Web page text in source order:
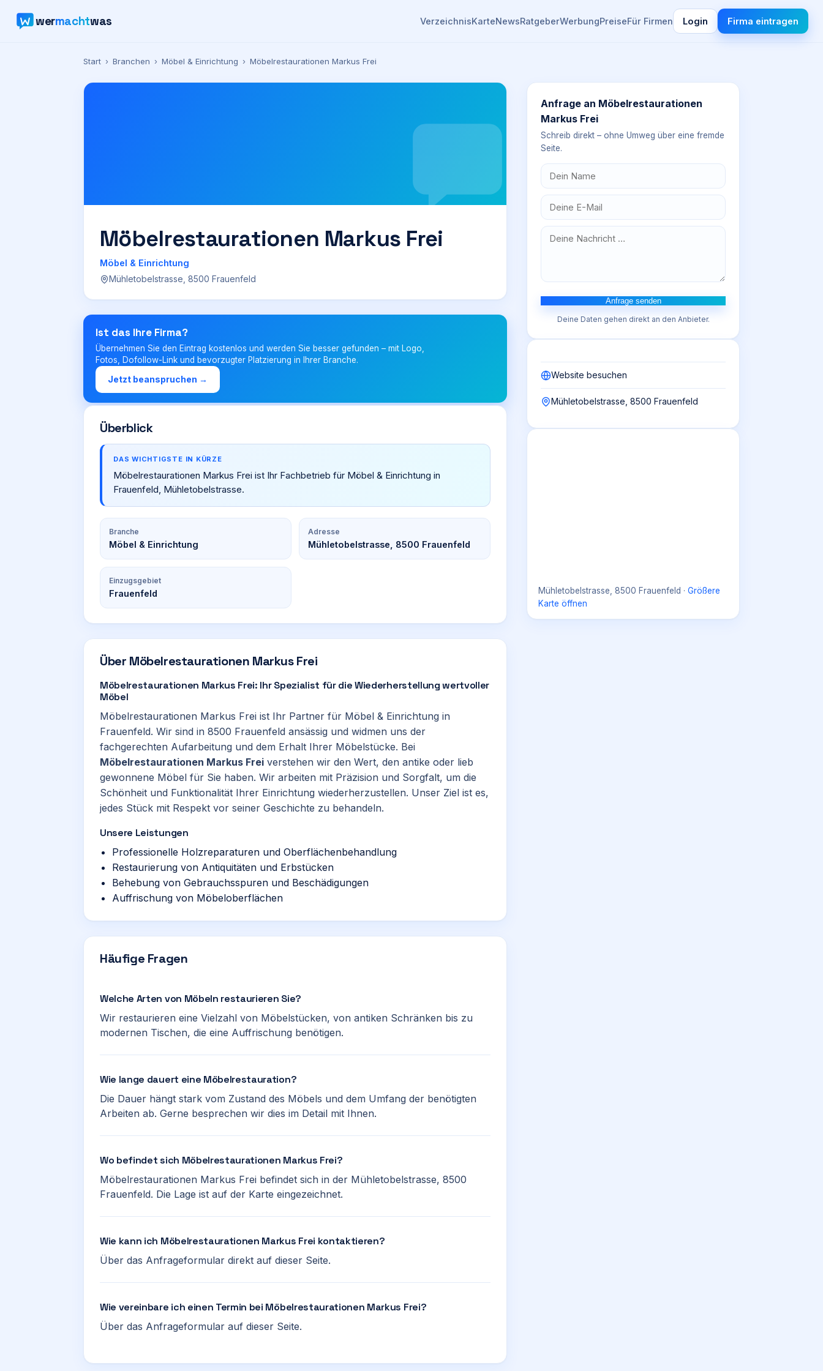
wermachtwas VerzeichnisKarteNewsRatgeberWerbungPreiseFür Firmen Login Firma eintragen
Start › Branchen › Möbel & Einrichtung › Möbelrestaurationen Markus Frei
Möbelrestaurationen Markus Frei
Möbel & Einrichtung
Mühletobelstrasse, 8500 Frauenfeld
Ist das Ihre Firma?
Übernehmen Sie den Eintrag kostenlos und werden Sie besser gefunden – mit Logo,
Fotos, Dofollow-Link und bevorzugter Platzierung in Ihrer Branche.
Jetzt beanspruchen →
Überblick
DAS WICHTIGSTE IN KÜRZE
Möbelrestaurationen Markus Frei ist Ihr Fachbetrieb für Möbel & Einrichtung in
Frauenfeld, Mühletobelstrasse.
Branche
Möbel & Einrichtung
Adresse
Mühletobelstrasse, 8500 Frauenfeld
Einzugsgebiet
Frauenfeld
Über Möbelrestaurationen Markus Frei
Möbelrestaurationen Markus Frei: Ihr Spezialist für die Wiederherstellung wertvoller
Möbel
Möbelrestaurationen Markus Frei ist Ihr Partner für Möbel & Einrichtung in
Frauenfeld. Wir sind in 8500 Frauenfeld ansässig und widmen uns der
fachgerechten Aufarbeitung und dem Erhalt Ihrer Möbelstücke. Bei
Möbelrestaurationen Markus Frei verstehen wir den Wert, den antike oder lieb
gewonnene Möbel für Sie haben. Wir arbeiten mit Präzision und Sorgfalt, um die
Schönheit und Funktionalität Ihrer Einrichtung wiederherzustellen. Unser Ziel ist es,
jedes Stück mit Respekt vor seiner Geschichte zu behandeln.
Unsere Leistungen
Professionelle Holzreparaturen und Oberflächenbehandlung
Restaurierung von Antiquitäten und Erbstücken
Behebung von Gebrauchsspuren und Beschädigungen
Auffrischung von Möbeloberflächen
Häufige Fragen
Welche Arten von Möbeln restaurieren Sie?
Wir restaurieren eine Vielzahl von Möbelstücken, von antiken Schränken bis zu
modernen Tischen, die eine Auffrischung benötigen.
Wie lange dauert eine Möbelrestauration?
Die Dauer hängt stark vom Zustand des Möbels und dem Umfang der benötigten
Arbeiten ab. Gerne besprechen wir dies im Detail mit Ihnen.
Wo befindet sich Möbelrestaurationen Markus Frei?
Möbelrestaurationen Markus Frei befindet sich in der Mühletobelstrasse, 8500
Frauenfeld. Die Lage ist auf der Karte eingezeichnet.
Wie kann ich Möbelrestaurationen Markus Frei kontaktieren?
Über das Anfrageformular direkt auf dieser Seite.
Wie vereinbare ich einen Termin bei Möbelrestaurationen Markus Frei?
Über das Anfrageformular auf dieser Seite.
Anfrage an Möbelrestaurationen
Markus Frei
Schreib direkt – ohne Umweg über eine fremde
Seite.
Anfrage senden
Deine Daten gehen direkt an den Anbieter.
Website besuchen
Mühletobelstrasse, 8500 Frauenfeld
Mühletobelstrasse, 8500 Frauenfeld · Größere
Karte öffnen